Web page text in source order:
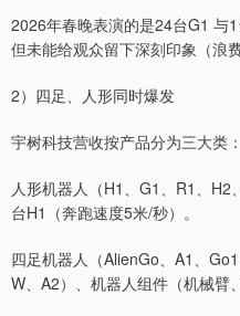
2026年春晚表演的是24台G1 与
但未能给观众留下深刻印象（浪
2）四足、人形同时爆发
宇树科技营收按产品分为三大类：
人形机器人（H1、G1、R1、
台H1（奔跑速度5米/秒）。
四足机器人（AlienGo、A1、
W、A2）、机器人组件（机械臂